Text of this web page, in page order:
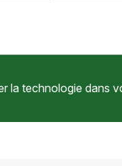
la technologie dans